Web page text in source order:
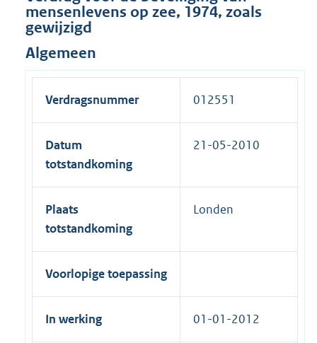
mensenlevens op zee, 1974, zoals
gewijzigd
Algemeen
Verdragsnummer 012551
Datum
totstandkoming
21-05-2010
Plaats
totstandkoming
Londen
Voorlopige toepassing
In werking 01-01-2012